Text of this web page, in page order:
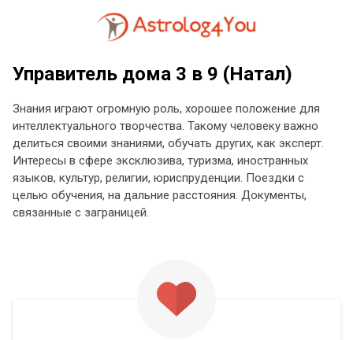
Управитель дома 3 в 9 (Натал)
Знания играют огромную роль, хорошее положение для
интеллектуального творчества. Такому человеку важно
делиться своими знаниями, обучать других, как эксперт.
Интересы в сфере эксклюзива, туризма, иностранных
языков, культур, религии, юриспруденции. Поездки с
целью обучения, на дальние расстояния. Документы,
связанные с заграницей.